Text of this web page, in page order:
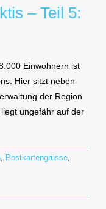
– Teil 5:
Einwohnern ist
Hier sitzt neben
der Region
ungefähr auf der
Postkartengrüsse